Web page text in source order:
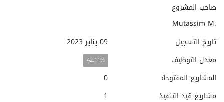
صاحب المشروع
Mutassim M.
تاريخ التسجيل
09 يناير 2023
معدل التوظيف
42.11%
المشاريع المفتوحة
0
مشاريع قيد التنفيذ
1